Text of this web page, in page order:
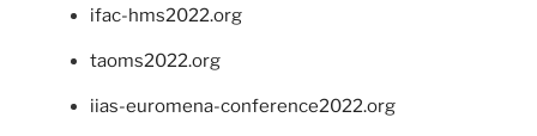
ifac-hms2022.org
taoms2022.org
iias-euromena-conference2022.org